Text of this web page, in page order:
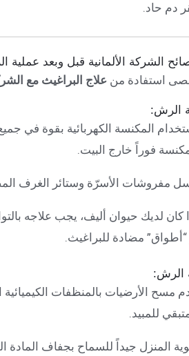
دم حاد.
الشركة الألمانية قبل وبعد عملية
استفادة من علاج البراغيث مع
الرش:
المكنسة الكهربائية بقوة في
فوراً خارج البيت.
مفروشات الأسرّة وستائر الغرف المصابة بماء
كان لديك حيوان أليف، يجب علاجه
“أطواق” مضادة للبراغيث.
الرش:
للمبيد.
المنزل جيداً للسماح بجفاف المادة